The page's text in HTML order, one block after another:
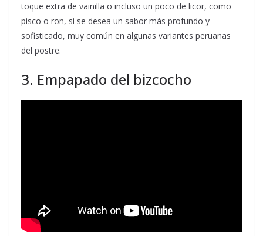
toque extra de vainilla o incluso un poco de licor, como
pisco o ron, si se desea un sabor más profundo y
sofisticado, muy común en algunas variantes peruanas
del postre.
3. Empapado del bizcocho